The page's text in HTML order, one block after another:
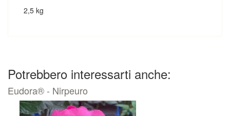
2,5 kg
Potrebbero interessarti anche:
Eudora® - Nirpeuro